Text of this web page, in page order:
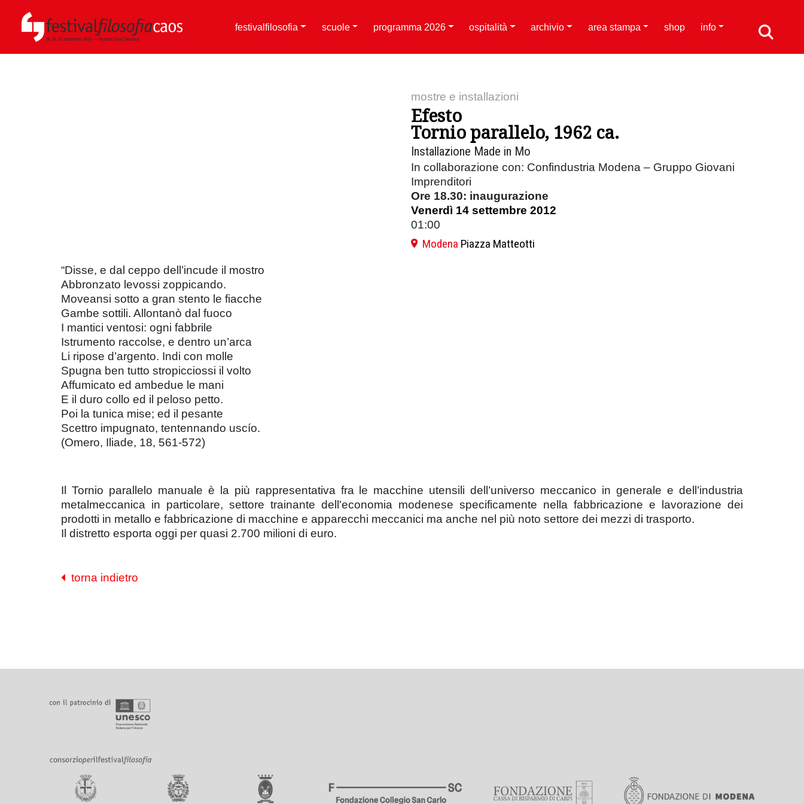
festivalfilosofia scuole programma 2026 ospitalità archivio area stampa shop info
mostre e installazioni
Efesto
Tornio parallelo, 1962 ca.
Installazione Made in Mo
In collaborazione con: Confindustria Modena – Gruppo Giovani
Imprenditori
Ore 18.30: inaugurazione
Venerdì 14 settembre 2012
01:00
Modena Piazza Matteotti
“Disse, e dal ceppo dell’incude il mostro
Abbronzato levossi zoppicando.
Moveansi sotto a gran stento le fiacche
Gambe sottili. Allontanò dal fuoco
I mantici ventosi: ogni fabbrile
Istrumento raccolse, e dentro un’arca
Li ripose d’argento. Indi con molle
Spugna ben tutto stropicciossi il volto
Affumicato ed ambedue le mani
E il duro collo ed il peloso petto.
Poi la tunica mise; ed il pesante
Scettro impugnato, tentennando uscío.
(Omero, Iliade, 18, 561-572)
Il Tornio parallelo manuale è la più rappresentativa fra le macchine utensili dell’universo meccanico in generale e dell’industria
metalmeccanica in particolare, settore trainante dell'economia modenese specificamente nella fabbricazione e lavorazione dei
prodotti in metallo e fabbricazione di macchine e apparecchi meccanici ma anche nel più noto settore dei mezzi di trasporto.
Il distretto esporta oggi per quasi 2.700 milioni di euro.
torna indietro